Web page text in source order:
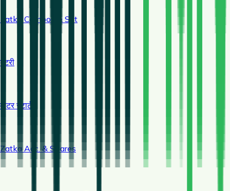
Zatka Combos & Set
बैटरी
मोटर स्टार्टर
Zatka Acc. & Spares